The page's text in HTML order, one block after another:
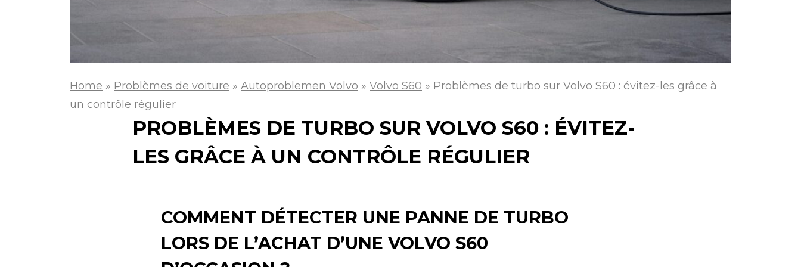
Home » Problèmes de voiture » Autoproblemen Volvo » Volvo S60 » Problèmes de turbo sur Volvo S60 : évitez-les grâce à
un contrôle régulier
PROBLÈMES DE TURBO SUR VOLVO S60 : ÉVITEZ-
LES GRÂCE À UN CONTRÔLE RÉGULIER
COMMENT DÉTECTER UNE PANNE DE TURBO
LORS DE L’ACHAT D’UNE VOLVO S60